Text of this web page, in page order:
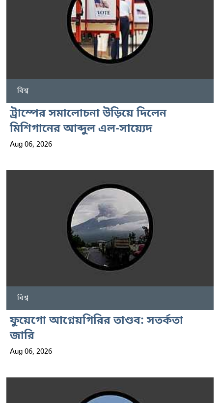
বিশ্ব
ট্রাম্পের সমালোচনা উড়িয়ে দিলেন
মিশিগানের আব্দুল এল-সায়্যেদ
Aug 06, 2026
বিশ্ব
ফুয়েগো আগ্নেয়গিরির তাণ্ডব: সতর্কতা
জারি
Aug 06, 2026